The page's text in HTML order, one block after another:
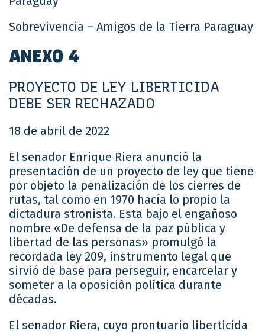
Sobrevivencia – Amigos de la Tierra Paraguay
ANEXO 4
PROYECTO DE LEY LIBERTICIDA
DEBE SER RECHAZADO
18 de abril de 2022
El senador Enrique Riera anunció la
presentación de un proyecto de ley que tiene
por objeto la penalización de los cierres de
rutas, tal como en 1970 hacía lo propio la
dictadura stronista. Esta bajo el engañoso
nombre «De defensa de la paz pública y
libertad de las personas» promulgó la
recordada ley 209, instrumento legal que
sirvió de base para perseguir, encarcelar y
someter a la oposición política durante
décadas.
El senador Riera, cuyo prontuario liberticida